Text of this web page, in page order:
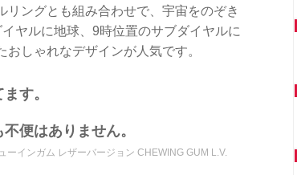
リングとも組み合わせで、宇宙をのぞき
ヤルに地球、9時位置のサブダイヤルに
しゃれなデザインが人気です。
す。
便はありません。
インガム レザーバージョン CHEWING GUM L.V.